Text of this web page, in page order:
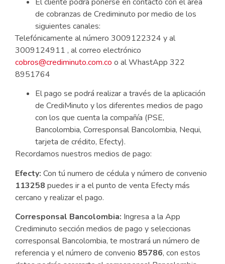
de cobranzas de Crediminuto por medio de los
siguientes canales:
Telefónicamente al número 3009122324 y al
3009124911 , al correo electrónico
cobros@crediminuto.com.co o al WhastApp 322
8951764
El pago se podrá realizar a través de la aplicación
de CrediMinuto y los diferentes medios de pago
con los que cuenta la compañía (PSE,
Bancolombia, Corresponsal Bancolombia, Nequi,
tarjeta de crédito, Efecty).
Recordamos nuestros medios de pago:
Efecty: Con tú numero de cédula y número de convenio
113258 puedes ir a el punto de venta Efecty más
cercano y realizar el pago.
Corresponsal Bancolombia: Ingresa a la App
Crediminuto sección medios de pago y seleccionas
corresponsal Bancolombia, te mostrará un número de
referencia y el número de convenio 85786, con estos